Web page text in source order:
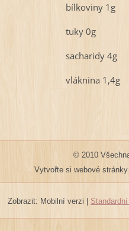
bílkoviny 1g
tuky 0g
sacharidy 4g
vláknina 1,4g
© 2010
Vytvořte si webové
Zobrazit: Mobilní verzi